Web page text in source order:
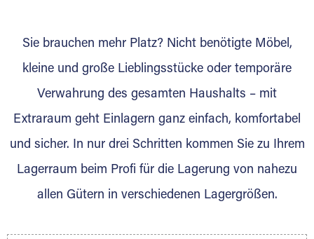
Lagerkunden und Vermietungen.
Ihre Vorteile als Extraraum Partner:
Marktgerechte Preise
Digitale Buchungsplattform
Gewinnung von Neukunden
Nachricht.
Sie brauchen mehr Platz? Nicht benötigte Möbel,
kleine und große Lieblingsstücke oder temporäre
Verwahrung des gesamten Haushalts – mit
Extraraum geht Einlagern ganz einfach, komfortabel
und sicher. In nur drei Schritten kommen Sie zu Ihrem
Lagerraum beim Profi für die Lagerung von nahezu
allen Gütern in verschiedenen Lagergrößen.